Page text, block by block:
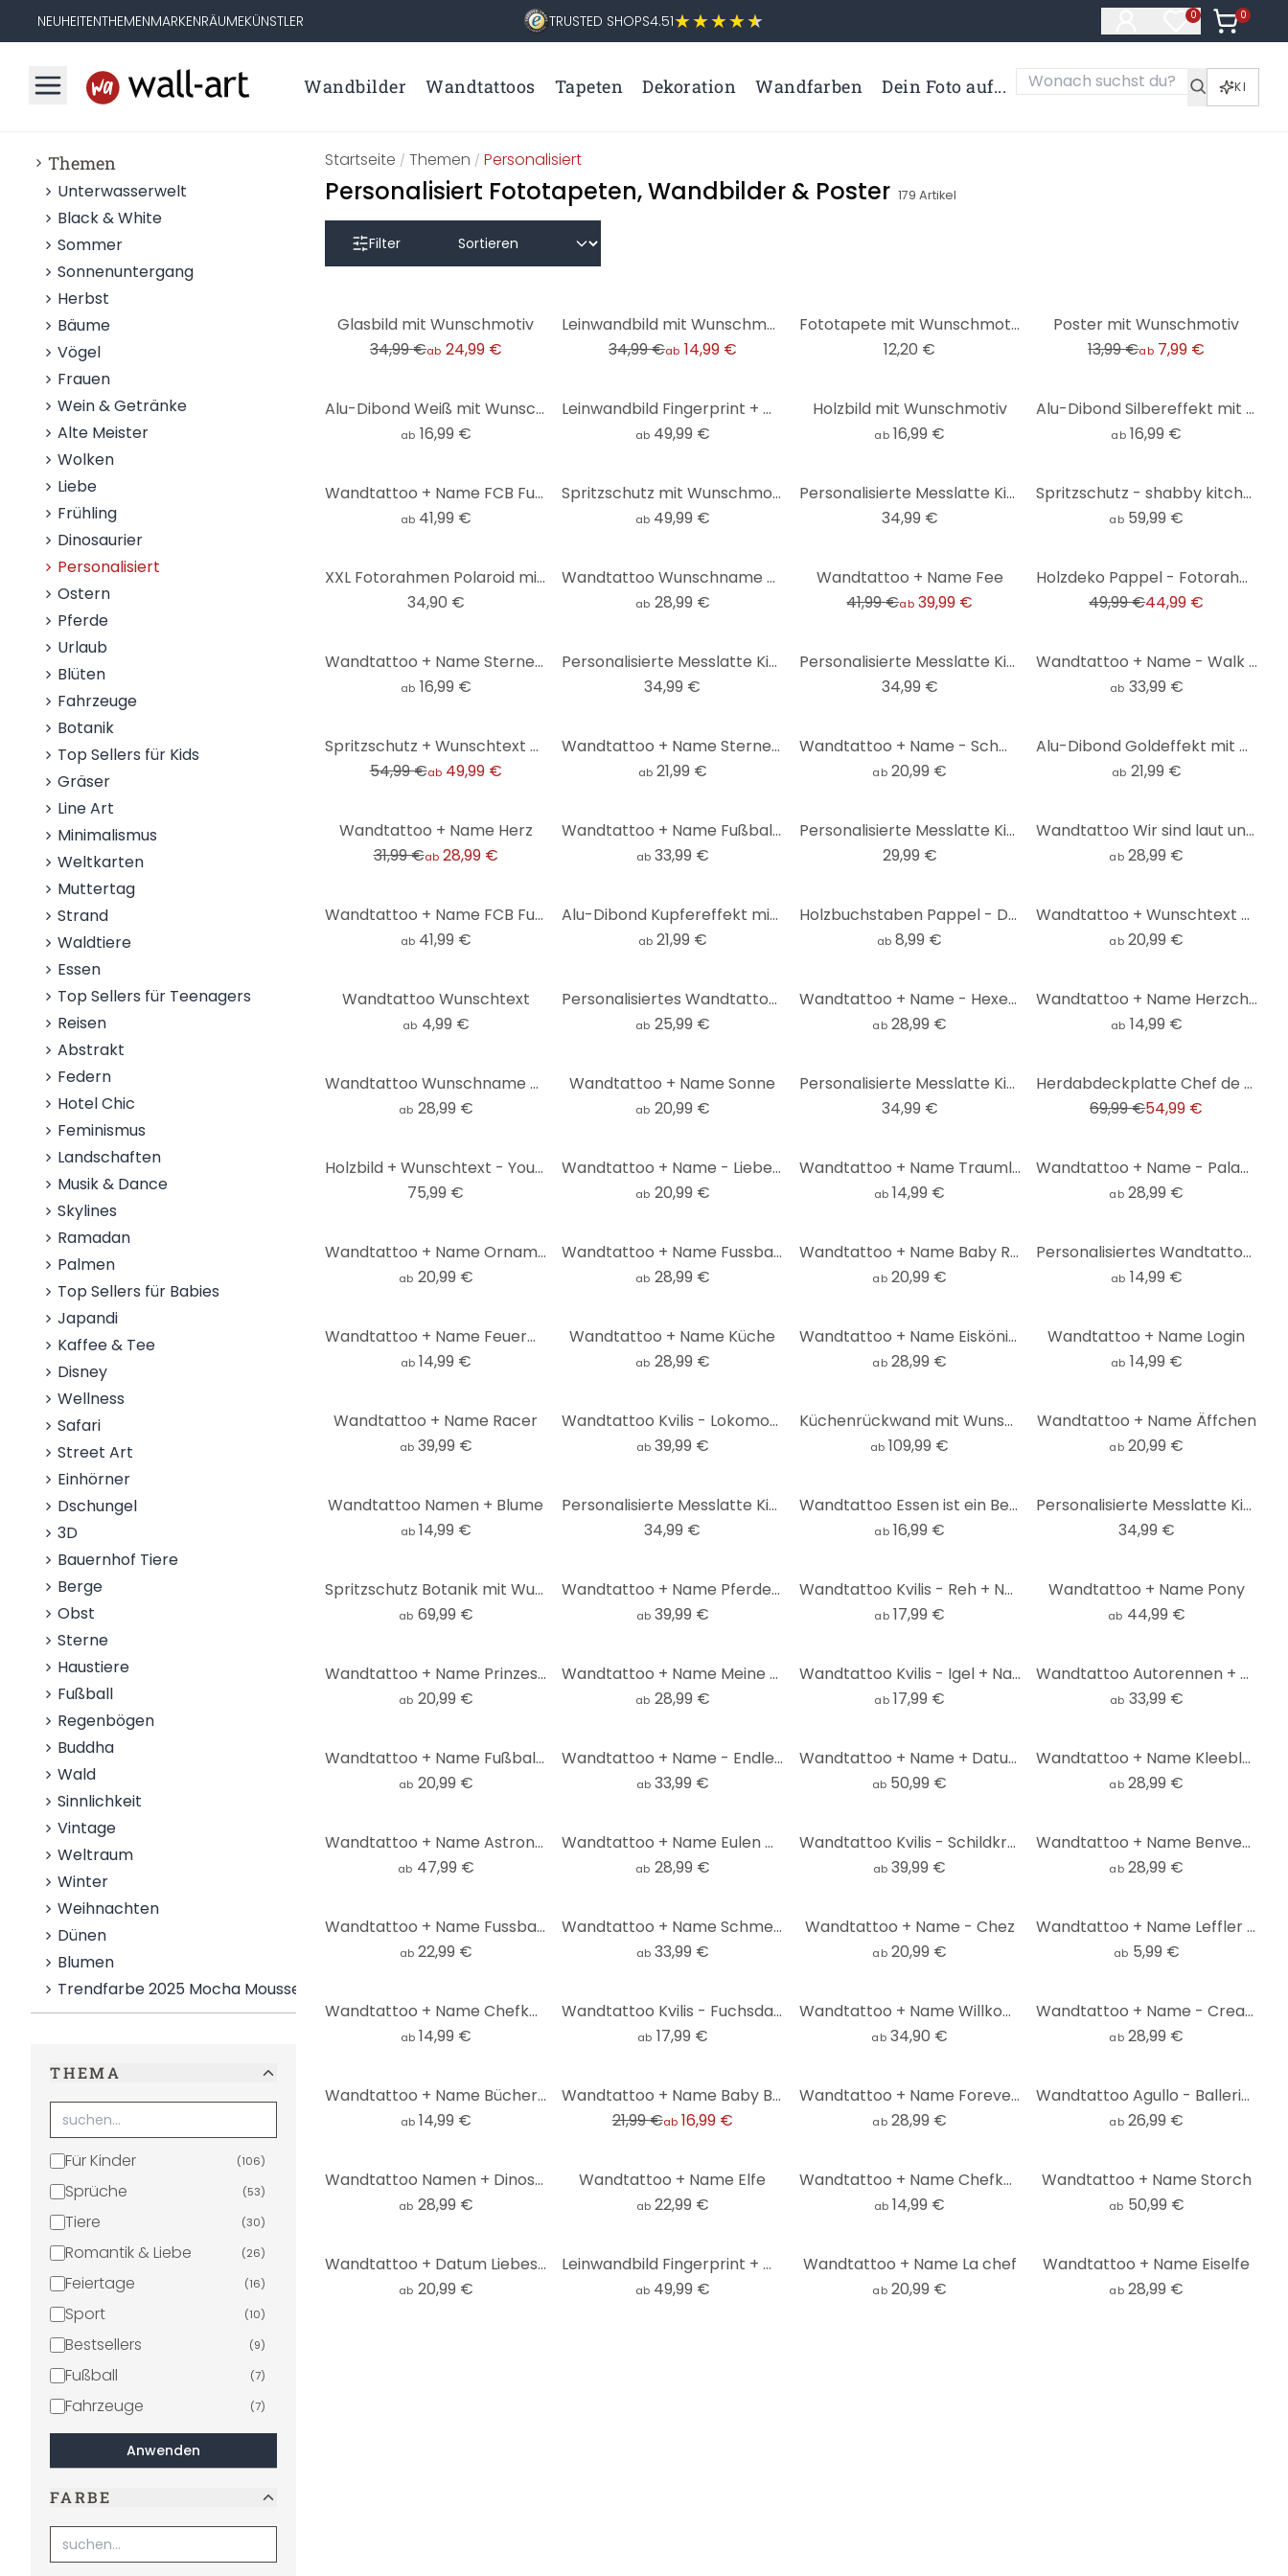
NEUHEITENTHEMENMARKENRÄUMEKÜNSTLER TRUSTED SHOPS4.51 0
Artikel im
0
Artikel
Wandbilder Wandtattoos Tapeten Dekoration Wandfarben Dein Foto auf... KI
Themen
Unterwasserwelt
Black & White
Sommer
Sonnenuntergang
Herbst
Bäume
Vögel
Frauen
Wein & Getränke
Alte Meister
Wolken
Liebe
Frühling
Dinosaurier
Personalisiert
Ostern
Pferde
Urlaub
Blüten
Fahrzeuge
Botanik
Top Sellers für Kids
Gräser
Line Art
Minimalismus
Weltkarten
Muttertag
Strand
Waldtiere
Essen
Top Sellers für Teenagers
Reisen
Abstrakt
Federn
Hotel Chic
Feminismus
Landschaften
Musik & Dance
Skylines
Ramadan
Palmen
Top Sellers für Babies
Japandi
Kaffee & Tee
Disney
Wellness
Safari
Street Art
Einhörner
Dschungel
3D
Bauernhof Tiere
Berge
Obst
Sterne
Haustiere
Fußball
Regenbögen
Buddha
Wald
Sinnlichkeit
Vintage
Weltraum
Winter
Weihnachten
Dünen
Blumen
Trendfarbe 2025 Mocha Mousse
THEMA
Für Kinder (106)
Sprüche (53)
Tiere (30)
Romantik & Liebe (26)
Feiertage (16)
Sport (10)
Bestsellers (9)
Fußball (7)
Fahrzeuge (7)
Essen & Trinken (7)
Weltraum & Sterne (6)
Mode & Beauty )
Shabby (3)
Natur (2)
Anwenden
FARBE
Startseite /Themen / Personalisiert
Personalisiert Fototapeten, Wandbilder & Poster 179 Artikel
Filter
Glasbild mit Wunschmotiv
34,99 €ab 24,99 €
Leinwandbild mit Wunschmotiv
34,99 €ab 14,99 €
Fototapete mit Wunschmotiv
12,20 €
Poster mit Wunschmotiv
13,99 €ab 7,99 €
Alu-Dibond Weiß mit Wunschmotiv
ab 16,99 €
Leinwandbild Fingerprint + Wunschtext - Wunschbaum
ab 49,99 €
Holzbild mit Wunschmotiv
ab 16,99 €
Alu-Dibond Silbereffekt mit Wunschmotiv
ab 16,99 €
Wandtattoo + Name FCB Fußballer 01
ab 41,99 €
Spritzschutz mit Wunschmotiv
ab 49,99 €
Personalisierte Messlatte Kinder - Kvilis - Heißluftballons - 30x120 cm
34,99 €
Spritzschutz - shabby kitchen mit Wunschtext!
ab 59,99 €
XXL Fotorahmen Polaroid mit Wunschtext Gravur
34,90 €
Wandtattoo Wunschname + Regenbogen Pastell rosé mint mit Herzchen
ab 28,99 €
Wandtattoo + Name Fee
41,99 €ab 39,99 €
Holzdeko Pappel - Fotorahmen Polaroid mit Wunschtext Gravur
49,99 €44,99 €
Wandtattoo + Name Sterneküche
ab 16,99 €
Personalisierte Messlatte Kinder - Kvilis - Weltraum hell - 30x120 cm
34,99 €
Personalisierte Messlatte Kinder - Kvilis - Regenbogen - 30x120 cm
34,99 €
Wandtattoo + Name - Walk of Fame
ab 33,99 €
Spritzschutz + Wunschtext Shabby Küche
54,99 €ab 49,99 €
Wandtattoo + Name Sterne + Leuchtsterne
ab 21,99 €
Wandtattoo + Name - Schmetterlinge 2
ab 20,99 €
Alu-Dibond Goldeffekt mit Wunschmotiv
ab 21,99 €
Wandtattoo + Name Herz
31,99 €ab 28,99 €
Wandtattoo + Name Fußballspieler
ab 33,99 €
Personalisierte Messlatte Kinder - Pandabären - 30x120 cm
29,99 €
Wandtattoo Wir sind laut und leise + Wunschname
ab 28,99 €
Wandtattoo + Name FCB Fußballer 02
ab 41,99 €
Alu-Dibond Kupfereffekt mit Wunschmotiv
ab 21,99 €
Holzbuchstaben Pappel - Dekobuchstaben Kids
ab 8,99 €
Wandtattoo + Wunschtext Fans
ab 20,99 €
Wandtattoo Wunschtext
ab 4,99 €
Personalisiertes Wandtattoo Graffiti mit Wunschtext - Street Art
ab 25,99 €
Wandtattoo + Name - Hexenküche
ab 28,99 €
Wandtattoo + Name Herzchen
ab 14,99 €
Wandtattoo Wunschname + Regenbogen klassisch mit Sternchen
ab 28,99 €
Wandtattoo + Name Sonne
ab 20,99 €
Personalisierte Messlatte Kinder - Kvilis - Einhörner - 30x120 cm
34,99 €
Herdabdeckplatte Chef de Cuisine + Wunschtext
69,99 €54,99 €
Holzbild + Wunschtext - You will be forever my Always - 40x41,5 cm
75,99 €
Wandtattoo + Name - Liebespaar
ab 20,99 €
Wandtattoo + Name Traumland
ab 14,99 €
Wandtattoo + Name - Palace Private Resort
ab 28,99 €
Wandtattoo + Name Ornament
ab 20,99 €
Wandtattoo + Name Fussballspielerin schiesst
ab 28,99 €
Wandtattoo + Name Baby Rosa
ab 20,99 €
Personalisiertes Wandtattoo Graffiti mit Wunschtext - Rund
ab 14,99 €
Wandtattoo + Name Feuerwehrmann
ab 14,99 €
Wandtattoo + Name Küche
ab 28,99 €
Wandtattoo + Name Eiskönigin
ab 28,99 €
Wandtattoo + Name Login
ab 14,99 €
Wandtattoo + Name Racer
ab 39,99 €
Wandtattoo Kvilis - Lokomotive + Name
ab 39,99 €
Küchenrückwand mit Wunschmotiv
ab 109,99 €
Wandtattoo + Name Äffchen
ab 20,99 €
Wandtattoo Namen + Blume
ab 14,99 €
Personalisierte Messlatte Kinder - Kvilis - Flugzeug - 30x120 cm
34,99 €
Wandtattoo Essen ist ein Bedürfnis... 2
ab 16,99 €
Personalisierte Messlatte Kinder - Kvilis - Dinosaurier - 30x120 cm
34,99 €
Spritzschutz Botanik mit Wunschtext - Transparent
ab 69,99 €
Wandtattoo + Name Pferdekopf
ab 39,99 €
Wandtattoo Kvilis - Reh + Name
ab 17,99 €
Wandtattoo + Name Pony
ab 44,99 €
Wandtattoo + Name Prinzessin
ab 20,99 €
Wandtattoo + Name Meine ersten Jahre... mit Platzfür Fotos
ab 28,99 €
Wandtattoo Kvilis - Igel + Name
ab 17,99 €
Wandtattoo Autorennen + Name
ab 33,99 €
Wandtattoo + Name Fußballtrikot
ab 20,99 €
Wandtattoo + Name - Endless Love
ab 33,99 €
Wandtattoo + Name + Datum Ja
ab 50,99 €
Wandtattoo + Name Kleeblatt
ab 28,99 €
Wandtattoo + Name Astronaut + Leuchtsterne
ab 47,99 €
Wandtattoo + Name Eulen Hochzeit
ab 28,99 €
Wandtattoo Kvilis - Schildkröte mit Federn + Name
ab 39,99 €
Wandtattoo + Name Benvenuti a casa
ab 28,99 €
Wandtattoo + Name Fussballspielerin
ab 22,99 €
Wandtattoo + Name Schmetterlinge
ab 33,99 €
Wandtattoo + Name - Chez
ab 20,99 €
Wandtattoo + Name Leffler - Alphabet
ab 5,99 €
Wandtattoo + Name Chefköchin
ab 14,99 €
Wandtattoo Kvilis - Fuchsdame + Name
ab 17,99 €
Wandtattoo + Name Willkommen bei Familie inkl. 3 Haken
ab 34,90 €
Wandtattoo + Name - Created by
ab 28,99 €
Wandtattoo + Name Büchereule
ab 14,99 €
Wandtattoo + Name Baby Blau
21,99 €ab 16,99 €
Wandtattoo + Name Forever in Love
ab 28,99 €
Wandtattoo Agullo - Ballerina + Name
ab 26,99 €
Wandtattoo Namen + Dinosaurus 01
ab 28,99 €
Wandtattoo + Name Elfe
ab 22,99 €
Wandtattoo + Name Chefkoch
ab 14,99 €
Wandtattoo + Name Storch
ab 50,99 €
Wandtattoo + Datum Liebes Barcode
ab 20,99 €
Leinwandbild Fingerprint + Wunschtext - Fliegende Romantik
ab 49,99 €
Wandtattoo + Name La chef
ab 20,99 €
Wandtattoo + Name Eiselfe
ab 28,99 €